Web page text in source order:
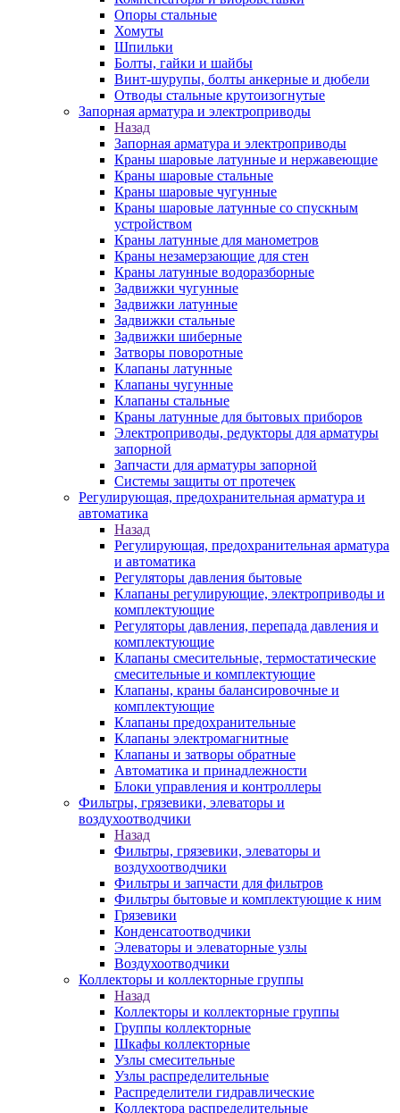
Опоры стальные
Хомуты
Шпильки
Болты, гайки и шайбы
Винт-шурупы, болты анкерные и дюбели
Отводы стальные крутоизогнутые
Запорная арматура и электроприводы
Назад
Запорная арматура и электроприводы
Краны шаровые латунные и нержавеющие
Краны шаровые стальные
Краны шаровые чугунные
Краны шаровые латунные со спускным
устройством
Краны латунные для манометров
Краны незамерзающие для стен
Краны латунные водоразборные
Задвижки чугунные
Задвижки латунные
Задвижки стальные
Задвижки шиберные
Затворы поворотные
Клапаны латунные
Клапаны чугунные
Клапаны стальные
Краны латунные для бытовых приборов
Электроприводы, редукторы для арматуры
запорной
Запчасти для арматуры запорной
Системы защиты от протечек
Регулирующая, предохранительная арматура и
автоматика
Назад
Регулирующая, предохранительная арматура
и автоматика
Регуляторы давления бытовые
Клапаны регулирующие, электроприводы и
комплектующие
Регуляторы давления, перепада давления и
комплектующие
Клапаны смесительные, термостатические
смесительные и комплектующие
Клапаны, краны балансировочные и
комплектующие
Клапаны предохранительные
Клапаны электромагнитные
Клапаны и затворы обратные
Автоматика и принадлежности
Блоки управления и контроллеры
Фильтры, грязевики, элеваторы и
воздухоотводчики
Назад
Фильтры, грязевики, элеваторы и
воздухоотводчики
Фильтры и запчасти для фильтров
Фильтры бытовые и комплектующие к ним
Грязевики
Конденсатоотводчики
Элеваторы и элеваторные узлы
Воздухоотводчики
Коллекторы и коллекторные группы
Назад
Коллекторы и коллекторные группы
Группы коллекторные
Шкафы коллекторные
Узлы смесительные
Узлы распределительные
Распределители гидравлические
Коллектора распределительные